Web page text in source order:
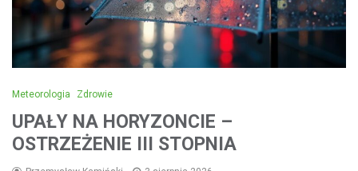
Meteorologia Zdrowie
UPAŁY NA HORYZONCIE –
OSTRZEŻENIE III STOPNIA